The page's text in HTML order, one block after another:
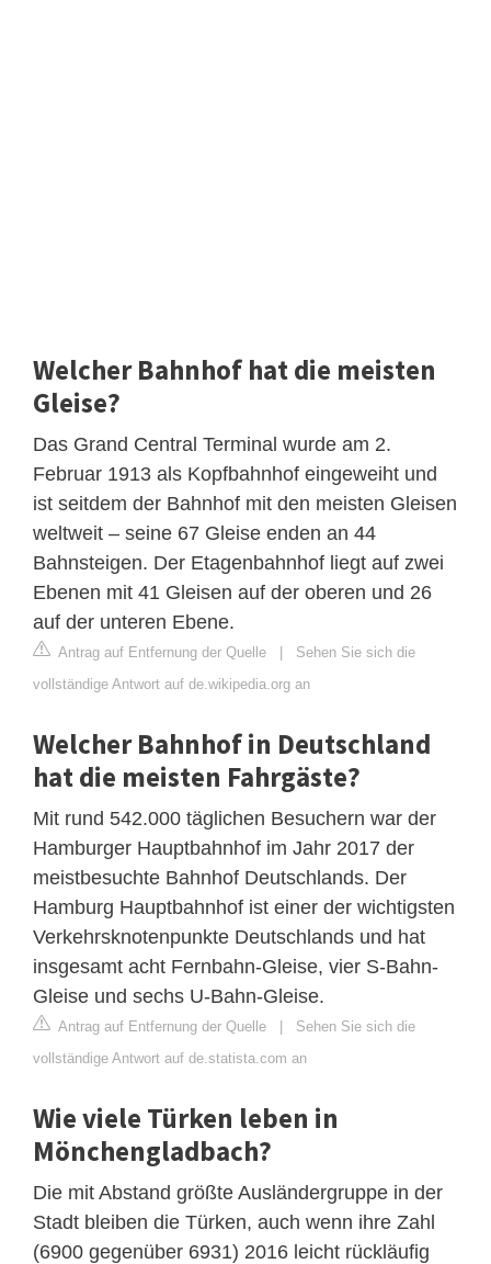
Welcher Bahnhof hat die meisten
Gleise?
Das Grand Central Terminal wurde am 2.
Februar 1913 als Kopfbahnhof eingeweiht und
ist seitdem der Bahnhof mit den meisten Gleisen
weltweit – seine 67 Gleise enden an 44
Bahnsteigen. Der Etagenbahnhof liegt auf zwei
Ebenen mit 41 Gleisen auf der oberen und 26
auf der unteren Ebene.
Antrag auf Entfernung der Quelle | Sehen Sie sich die
vollständige Antwort auf de.wikipedia.org an
Welcher Bahnhof in Deutschland
hat die meisten Fahrgäste?
Mit rund 542.000 täglichen Besuchern war der
Hamburger Hauptbahnhof im Jahr 2017 der
meistbesuchte Bahnhof Deutschlands. Der
Hamburg Hauptbahnhof ist einer der wichtigsten
Verkehrsknotenpunkte Deutschlands und hat
insgesamt acht Fernbahn-Gleise, vier S-Bahn-
Gleise und sechs U-Bahn-Gleise.
Antrag auf Entfernung der Quelle | Sehen Sie sich die
vollständige Antwort auf de.statista.com an
Wie viele Türken leben in
Mönchengladbach?
Die mit Abstand größte Ausländergruppe in der
Stadt bleiben die Türken, auch wenn ihre Zahl
(6900 gegenüber 6931) 2016 leicht rückläufig